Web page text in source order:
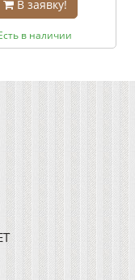
В заявку!
в наличии